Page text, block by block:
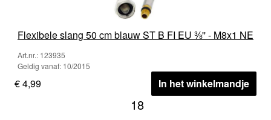
Flexibele slang 50 cm blauw ST B FI EU ⅜'' - M8x1 NE
Art.nr.: 123935
Geldig vanaf: 10/2015
€ 4,99 In het winkelmandje
18